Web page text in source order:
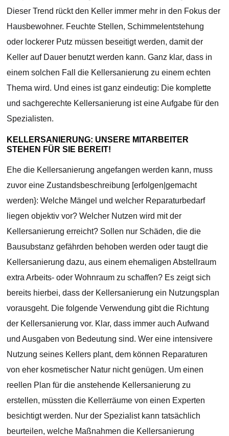
Dieser Trend rückt den Keller immer mehr in den Fokus der
Hausbewohner. Feuchte Stellen, Schimmelentstehung
oder lockerer Putz müssen beseitigt werden, damit der
Keller auf Dauer benutzt werden kann. Ganz klar, dass in
einem solchen Fall die Kellersanierung zu einem echten
Thema wird. Und eines ist ganz eindeutig: Die komplette
und sachgerechte Kellersanierung ist eine Aufgabe für den
Spezialisten.
KELLERSANIERUNG: UNSERE MITARBEITER
STEHEN FÜR SIE BEREIT!
Ehe die Kellersanierung angefangen werden kann, muss
zuvor eine Zustandsbeschreibung [erfolgen|gemacht
werden}: Welche Mängel und welcher Reparaturbedarf
liegen objektiv vor? Welcher Nutzen wird mit der
Kellersanierung erreicht? Sollen nur Schäden, die die
Bausubstanz gefährden behoben werden oder taugt die
Kellersanierung dazu, aus einem ehemaligen Abstellraum
extra Arbeits- oder Wohnraum zu schaffen? Es zeigt sich
bereits hierbei, dass der Kellersanierung ein Nutzungsplan
vorausgeht. Die folgende Verwendung gibt die Richtung
der Kellersanierung vor. Klar, dass immer auch Aufwand
und Ausgaben von Bedeutung sind. Wer eine intensivere
Nutzung seines Kellers plant, dem können Reparaturen
von eher kosmetischer Natur nicht genügen. Um einen
reellen Plan für die anstehende Kellersanierung zu
erstellen, müssten die Kellerräume von einen Experten
besichtigt werden. Nur der Spezialist kann tatsächlich
beurteilen, welche Maßnahmen die Kellersanierung